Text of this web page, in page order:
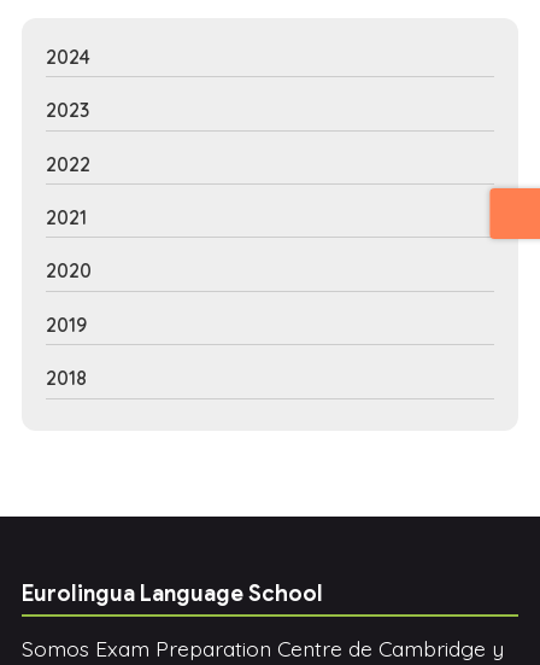
2024
2023
2022
2021
2020
2019
2018
Eurolingua Language School
Somos Exam Preparation Centre de Cambridge y